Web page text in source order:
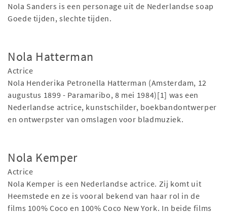
Nola Sanders is een personage uit de Nederlandse soap
Goede tijden, slechte tijden.
Nola Hatterman
Actrice
Nola Henderika Petronella Hatterman (Amsterdam, 12
augustus 1899 - Paramaribo, 8 mei 1984)[1] was een
Nederlandse actrice, kunstschilder, boekbandontwerper
en ontwerpster van omslagen voor bladmuziek.
Nola Kemper
Actrice
Nola Kemper is een Nederlandse actrice. Zij komt uit
Heemstede en ze is vooral bekend van haar rol in de
films 100% Coco en 100% Coco New York. In beide films